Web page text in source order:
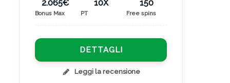
2.065€
Bonus Max
10X
PT
150
Free spins
DETTAGLI
Leggi la recensione